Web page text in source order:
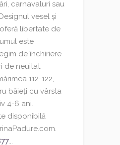
carnavaluri sau
vesel și
libertate de
este
de închiriere
de neuitat.
112-122,
băieți cu vârsta
4-6 ani.
disponibilă
...